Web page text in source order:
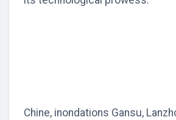
Chine, inondations Gansu,